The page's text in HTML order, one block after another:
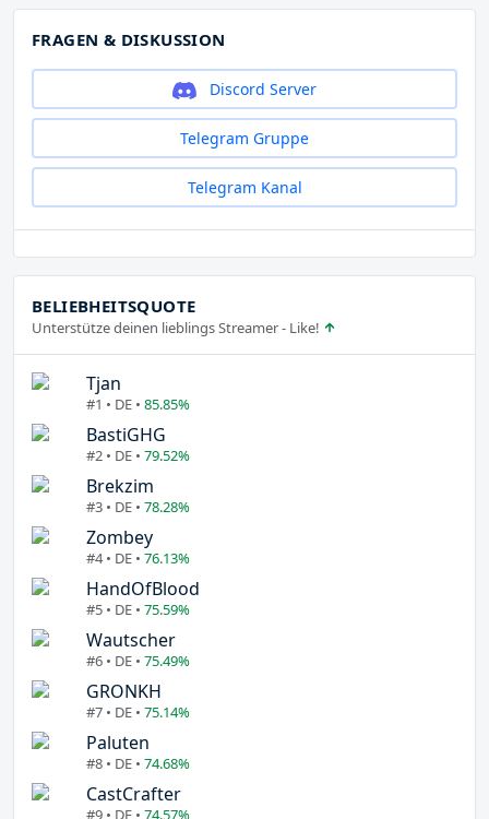
FRAGEN & DISKUSSION
Discord Server
Telegram Gruppe
Telegram Kanal
BELIEBHEITSQUOTE
Unterstütze deinen lieblings Streamer - Like!
Tjan
#1 • DE • 85.85%
BastiGHG
#2 • DE • 79.52%
Brekzim
#3 • DE • 78.28%
Zombey
#4 • DE • 76.13%
HandOfBlood
#5 • DE • 75.59%
Wautscher
#6 • DE • 75.49%
GRONKH
#7 • DE • 75.14%
Paluten
#8 • DE • 74.68%
CastCrafter
#9 • DE • 74.57%